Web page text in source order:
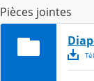
Pièces jointes